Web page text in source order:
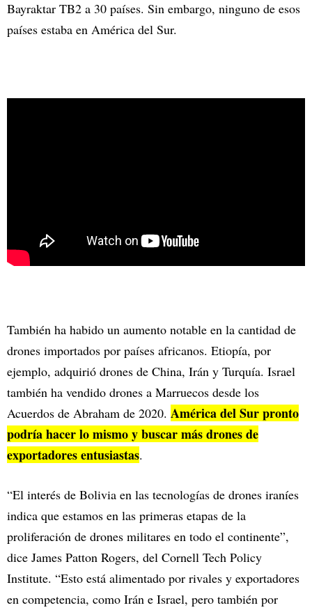
Bayraktar TB2 a 30 países. Sin embargo, ninguno de esos
países estaba en América del Sur.
También ha habido un aumento notable en la cantidad de
drones importados por países africanos. Etiopía, por
ejemplo, adquirió drones de China, Irán y Turquía. Israel
también ha vendido drones a Marruecos desde los
Acuerdos de Abraham de 2020. América del Sur pronto
podría hacer lo mismo y buscar más drones de
exportadores entusiastas.
“El interés de Bolivia en las tecnologías de drones iraníes
indica que estamos en las primeras etapas de la
proliferación de drones militares en todo el continente”,
dice James Patton Rogers, del Cornell Tech Policy
Institute. “Esto está alimentado por rivales y exportadores
en competencia, como Irán e Israel, pero también por